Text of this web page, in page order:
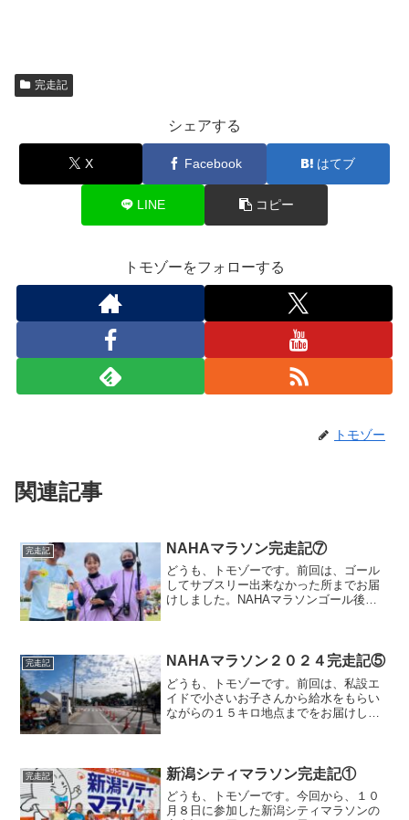
完走記
シェアする
X Facebook はてブ
LINE コピー
トモゾーをフォローする
トモゾー
関連記事
完走記 NAHAマラソン完走記⑦
どうも、トモゾーです。前回は、ゴール
してサブスリー出来なかった所までお届
けしました。NAHAマラソンゴール後こ
の後、着替えを済まし...
完走記 NAHAマラソン２０２４完走記⑤
どうも、トモゾーです。前回は、私設エ
イドで小さいお子さんから給水をもらい
ながらの１５キロ地点までをお届けしま
うの好きです。この後、...
完走記 新潟シティマラソン完走記①
どうも、トモゾーです。今回から、１０
月８日に参加した新潟シティマラソンの